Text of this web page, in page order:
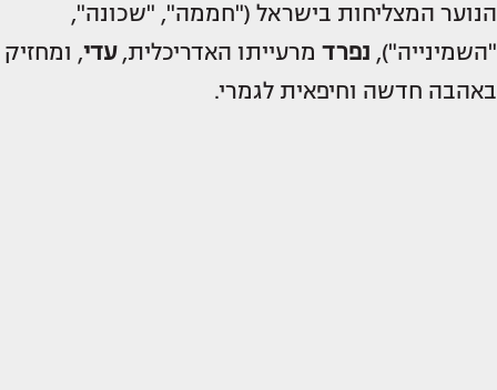
הנוער המצליחות בישראל ("חממה", "שכונה",
"השמינייה"), נפרד מרעייתו האדריכלית,עדי, ומחזיק
באהבה חדשה וחיפאית לגמרי.